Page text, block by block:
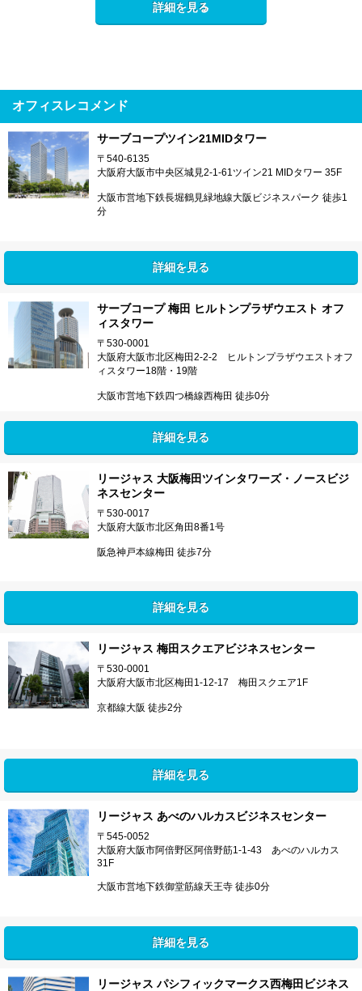
詳細を見る
オフィスレコメンド
サーブコープツイン21MIDタワー
〒540-6135
大阪府大阪市中央区城見2-1-61ツイン21 MIDタワー 35F
大阪市営地下鉄長堀鶴見緑地線大阪ビジネスパーク 徒歩1
分
詳細を見る
サーブコープ 梅田 ヒルトンプラザウエスト オフ
ィスタワー
〒530-0001
大阪府大阪市北区梅田2-2-2 ヒルトンプラザウエストオフ
ィスタワー18階・19階
大阪市営地下鉄四つ橋線西梅田 徒歩0分
詳細を見る
リージャス 大阪梅田ツインタワーズ・ノースビジ
ネスセンター
〒530-0017
大阪府大阪市北区角田8番1号
阪急神戸本線梅田 徒歩7分
詳細を見る
リージャス 梅田スクエアビジネスセンター
〒530-0001
大阪府大阪市北区梅田1-12-17 梅田スクエア1F
京都線大阪 徒歩2分
詳細を見る
リージャス あべのハルカスビジネスセンター
〒545-0052
大阪府大阪市阿倍野区阿倍野筋1-1-43 あべのハルカス
31F
大阪市営地下鉄御堂筋線天王寺 徒歩0分
詳細を見る
リージャス パシフィックマークス西梅田ビジネス